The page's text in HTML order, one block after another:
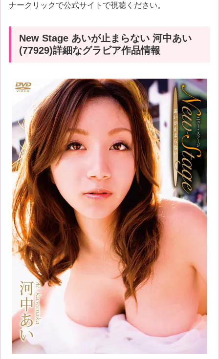
ナークリックで公式サイトで視聴ください。
New Stage あいが止まらない 河中あい
(77929)詳細なグラビア作品情報